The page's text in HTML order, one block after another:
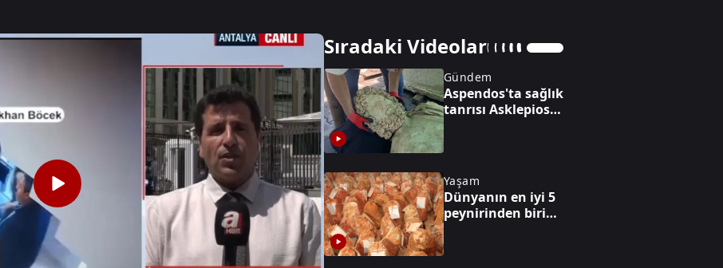
Sıradaki Videolar
Gündem
Aspendos'ta sağlık
tanrısı Asklepios
Yaşam
Dünyanın en iyi 5
peynirinden biri